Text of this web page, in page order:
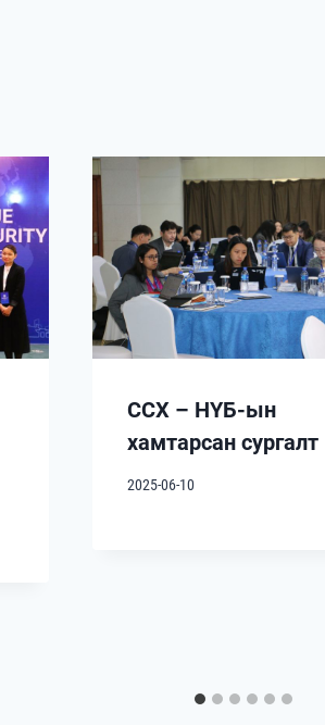
ССХ – НҮБ-ын
хамтарсан сургалт
2025-06-10